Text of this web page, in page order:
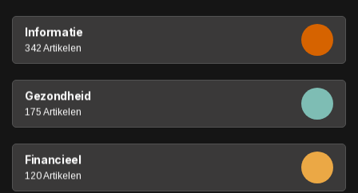
Informatie
342 Artikelen
Gezondheid
175 Artikelen
Financieel
120 Artikelen